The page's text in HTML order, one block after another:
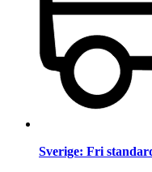
Sverige: Fri